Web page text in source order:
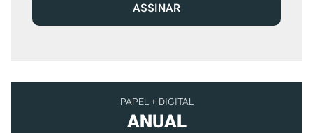
PAPEL + DIGITAL
ANUAL
ASSINAR